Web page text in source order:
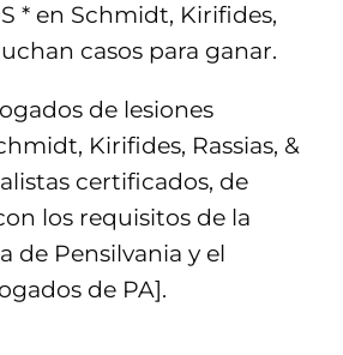
* en Schmidt, Kirifides,
casos para ganar.
de lesiones
Kirifides, Rassias, &
certificados, de
los requisitos de la
de Pensilvania y el
de PA].